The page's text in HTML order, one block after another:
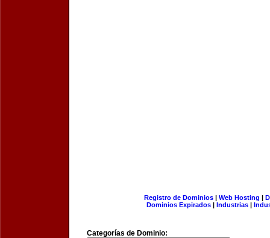
Registro de Dominios| Web Hosting |
Dominios Expirados | Industrias |
Categorías de Dominio: